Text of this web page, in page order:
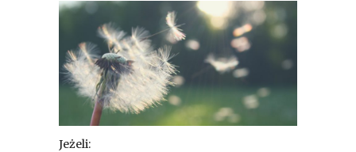
Jeżeli: